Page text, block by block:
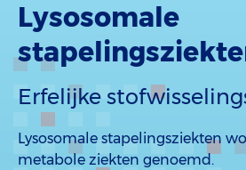
Lysosomale
Erfelijke
Lysosomale stapelingsziekten
metabole ziekten genoemd.